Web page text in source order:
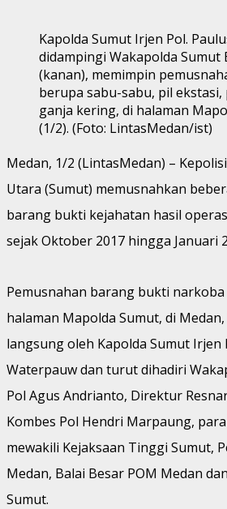
Kapolda Sumut Irjen Pol.
didampingi Wakapolda
(kanan), memimpin
berupa sabu-sabu, pil
ganja kering, di halaman
(1/2). (Foto: LintasMedan/ist)
Medan, 1/2 (LintasMedan) –
Utara (Sumut) memusnahkan
barang bukti kejahatan hasil
sejak Oktober 2017 hingga Januari
Pemusnahan barang bukti
halaman Mapolda Sumut, di
langsung oleh Kapolda Sumut Irjen
Waterpauw dan turut dihadiri
Pol Agus Andrianto, Direktur
Kombes Pol Hendri Marpaung,
mewakili Kejaksaan Tinggi Sumut,
Medan, Balai Besar POM Medan
Sumut.